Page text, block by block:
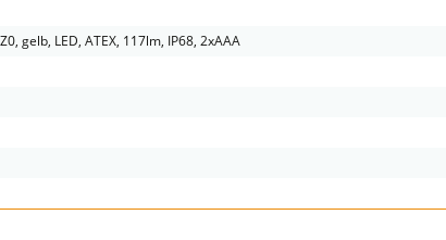
gelb, LED, ATEX, 117lm, IP68, 2xAAA